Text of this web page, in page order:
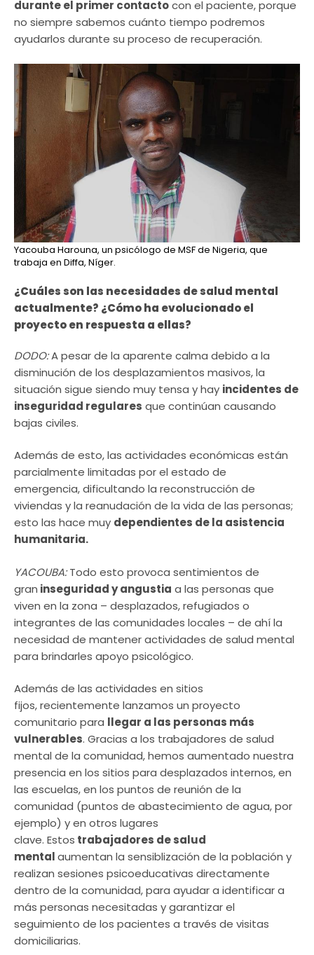
durante el primer contactocon el paciente, porque
no siempre sabemos cuánto tiempo podremos
ayudarlos durante su proceso de recuperación.
Yacouba Harouna, un psicólogo de MSF de Nigeria, que
trabaja en Diffa, Níger.
¿Cuáles son las necesidades de salud mental
actualmente? ¿Cómo ha evolucionado el
proyecto en respuesta a ellas?
DODO:A pesar de la aparente calma debido a la
disminución de los desplazamientos masivos, la
situación sigue siendo muy tensa y hay incidentes de
inseguridad regulares que continúan causando
bajas civiles.
Además de esto, las actividades económicas están
parcialmente limitadas por el estado de
emergencia, dificultando la reconstrucción de
viviendas y la reanudación de la vida de las personas;
esto las hace muy dependientes de la asistencia
humanitaria.
YACOUBA:Todo esto provoca sentimientos de
gran inseguridad y angustia a las personas que
viven en la zona – desplazados, refugiados o
integrantes de las comunidades locales – de ahí la
necesidad de mantener actividades de salud mental
para brindarles apoyo psicológico.
Además de las actividades en sitios
fijos, recientemente lanzamos un proyecto
comunitario para llegar a las personas más
vulnerables. Gracias a los trabajadores de salud
mental de la comunidad, hemos aumentado nuestra
presencia en los sitios para desplazados internos, en
las escuelas, en los puntos de reunión de la
comunidad (puntos de abastecimiento de agua, por
ejemplo) y en otros lugares
clave. Estos trabajadores de salud
mentalaumentan la sensiblización de la población y
realizan sesiones psicoeducativas directamente
dentro de la comunidad, para ayudar a identificar a
más personas necesitadas y garantizar el
seguimiento de los pacientes a través de visitas
domiciliarias.